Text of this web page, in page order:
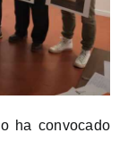
ha convocado